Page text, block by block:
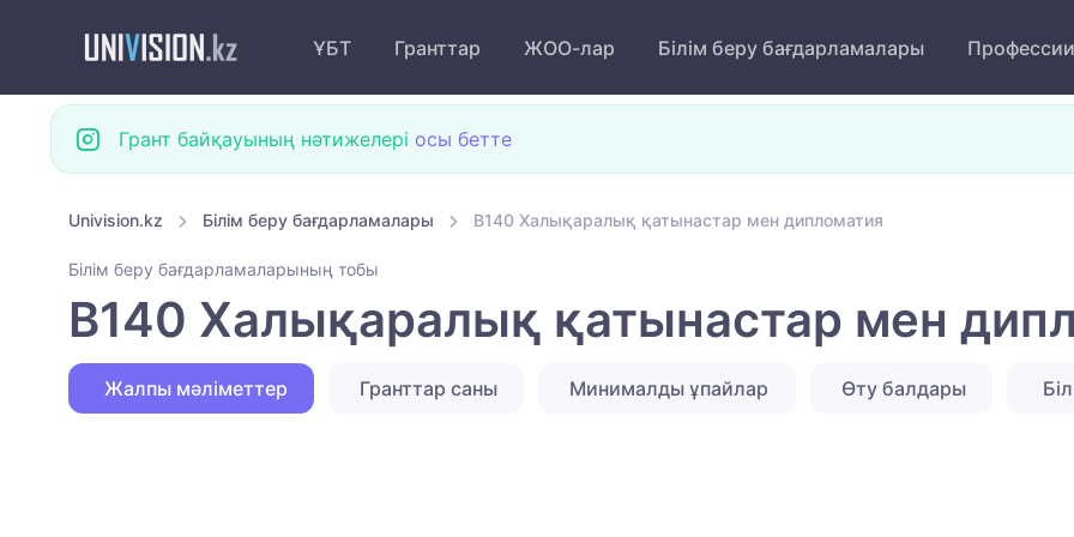
ҰБТ Гранттар ЖОО-лар Білім беру бағдарламалары Профессии
Грант байқауының нәтижелері осы бетте
Univision.kz Білім беру бағдарламалары B140 Халықаралық қатынастар мен дипломатия
Білім беру бағдарламаларының тобы
B140 Халықаралық қатынастар мен
Жалпы мәліметтер Гранттар саны Минималды ұпайлар Өту балдары